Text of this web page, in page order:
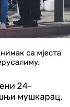
са мјеста
24-
мушкарац.